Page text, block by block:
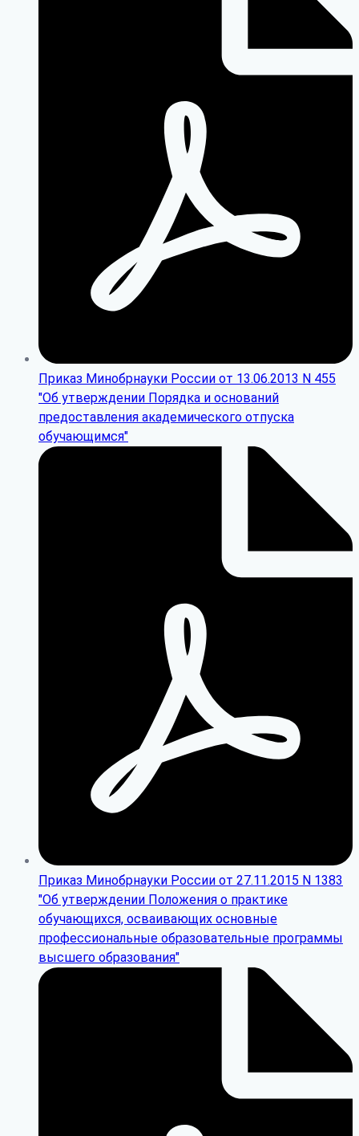
Приказ Минобрнауки России от 13.06.2013 N 455
"Об утверждении Порядка и оснований
предоставления академического отпуска
обучающимся"
Приказ Минобрнауки России от 27.11.2015 N 1383
"Об утверждении Положения о практике
обучающихся, осваивающих основные
профессиональные образовательные программы
высшего образования"